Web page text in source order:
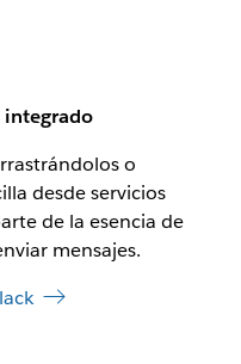
integrado
o
desde servicios
de la esencia de
mensajes.